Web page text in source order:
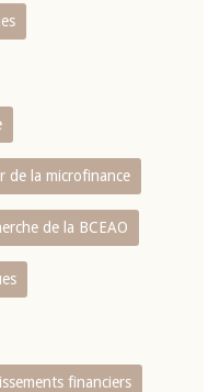
de la microfinance
de la BCEAO
financiers